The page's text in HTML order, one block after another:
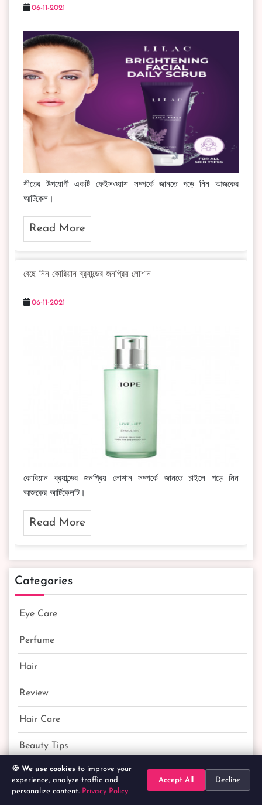
06-11-2021
শীতের উপযোগী একটি ফেইসওয়াশ সম্পর্কে জানতে পড়ে নিন আজকের
আর্টিকেল।
Read More
বেছে নিন কোরিয়ান ব্র‍্যান্ডের জনপ্রিয় লোশান
06-11-2021
কোরিয়ান ব্র‍্যান্ডের জনপ্রিয় লোশান সম্পর্কে জানতে চাইলে পড়ে নিন
আজকের আর্টিকেলটি।
Read More
Categories
Eye Care
Perfume
Hair
Review
Hair Care
Beauty Tips
Product Categories
🍪 We use cookies to improve your
experience, analyze traffic and
personalize content. Privacy Policy
Accept All Decline
Home Search Categories